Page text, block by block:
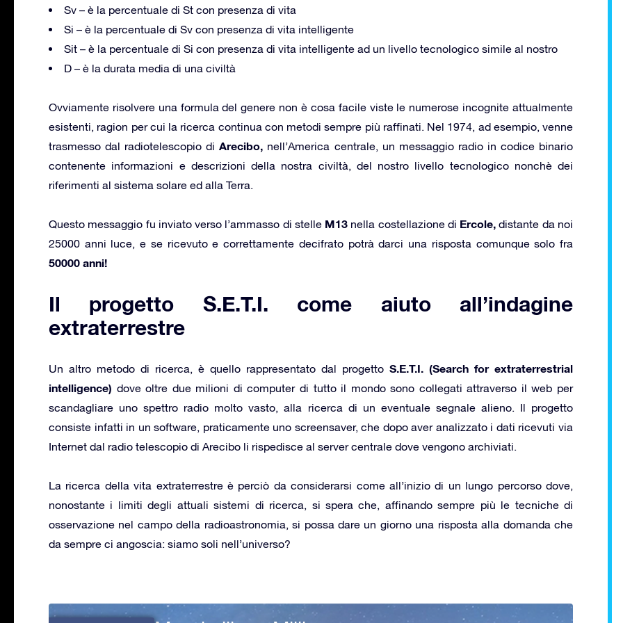
Sv – è la percentuale di St con presenza di vita
Si – è la percentuale di Sv con presenza di vita intelligente
Sit – è la percentuale di Si con presenza di vita intelligente ad un livello tecnologico simile al nostro
D – è la durata media di una civiltà
Ovviamente risolvere una formula del genere non è cosa facile viste le numerose incognite attualmente
esistenti, ragion per cui la ricerca continua con metodi sempre più raffinati. Nel 1974, ad esempio, venne
trasmesso dal radiotelescopio diArecibo, nell’America centrale, un messaggio radio in codice binario
contenente informazioni e descrizioni della nostra civiltà, del nostro livello tecnologico nonchè dei
riferimenti al sistema solare ed alla Terra.
Questo messaggio fu inviato verso l’ammasso di stelle M13 nella costellazione di Ercole, distante da noi
25000 anni luce, e se ricevuto e correttamente decifrato potrà darci una risposta comunque solo fra
50000 anni!
Il progetto S.E.T.I. come aiuto all’indagine
extraterrestre
Un altro metodo di ricerca, è quello rappresentato dal progetto S.E.T.I. (Search for extraterrestrial
intelligence) dove oltre due milioni di computer di tutto il mondo sono collegati attraverso il web per
scandagliare uno spettro radio molto vasto, alla ricerca di un eventuale segnale alieno. Il progetto
consiste infatti in un software, praticamente uno screensaver, che dopo aver analizzato i dati ricevuti via
Internet dal radio telescopio di Arecibo li rispedisce al server centrale dove vengono archiviati.
La ricerca della vita extraterrestre è perciò da considerarsi come all’inizio di un lungo percorso dove,
nonostante i limiti degli attuali sistemi di ricerca, si spera che, affinando sempre più le tecniche di
osservazione nel campo della radioastronomia, si possa dare un giorno una risposta alla domanda che
da sempre ci angoscia: siamo soli nell’universo?